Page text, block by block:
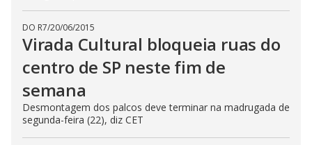
DO R7/20/06/2015
Virada Cultural bloqueia ruas do
centro de SP neste fim de
semana
Desmontagem dos palcos deve terminar na madrugada de
segunda-feira (22), diz CET